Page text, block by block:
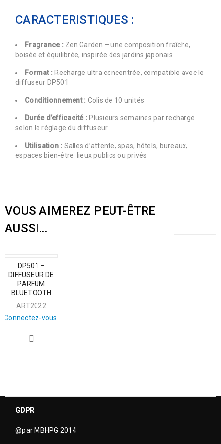
CARACTERISTIQUES :
Fragrance : Zen Garden – une composition fraîche,
boisée et équilibrée, inspirée des jardins japonais
Format : Recharge ultra concentrée, compatible avec le
diffuseur DP501
Conditionnement : Colis de 10 unités
Durée d’efficacité : Plusieurs semaines par recharge
selon le réglage du diffuseur
Utilisation : Salles d’attente, spas, hôtels, bureaux,
espaces bien-être, lieux publics ou privés
VOUS AIMEREZ PEUT-ÊTRE
AUSSI…
DP501 –
DIFFUSEUR DE
PARFUM
BLUETOOTH
ART2022
Connectez-vous.
GDPR
@par MBHPG 2014